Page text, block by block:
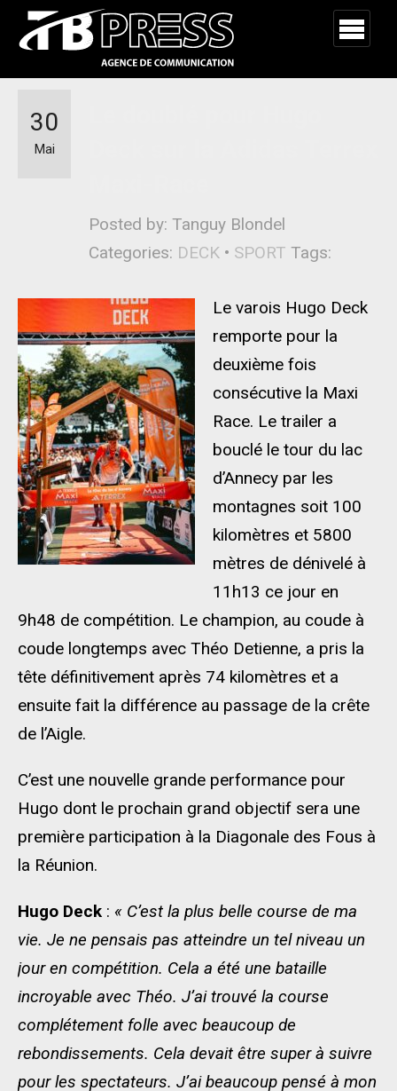
Posted by: Tanguy Blondel
Categories: DECK • SPORT Tags:
30
Mai
Le varois Hugo Deck
remporte pour la
deuxième fois
consécutive la Maxi
Race. Le trailer a
bouclé le tour du lac
d’Annecy par les
montagnes soit 100
kilomètres et 5800
mètres de dénivelé à
11h13 ce jour en
9h48 de compétition. Le champion, au coude à
coude longtemps avec Théo Detienne, a pris la
tête définitivement après 74 kilomètres et a
ensuite fait la différence au passage de la crête
de l’Aigle.
C’est une nouvelle grande performance pour
Hugo dont le prochain grand objectif sera une
première participation à la Diagonale des Fous à
la Réunion.
Hugo Deck : « C’est la plus belle course de ma
vie. Je ne pensais pas atteindre un tel niveau un
jour en compétition. Cela a été une bataille
incroyable avec Théo. J’ai trouvé la course
complétement folle avec beaucoup de
rebondissements. Cela devait être super à suivre
pour les spectateurs. J’ai beaucoup pensé à mon